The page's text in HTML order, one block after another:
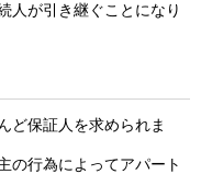
人が引き継ぐことになり
ど保証人を求められま
の行為によってアパート